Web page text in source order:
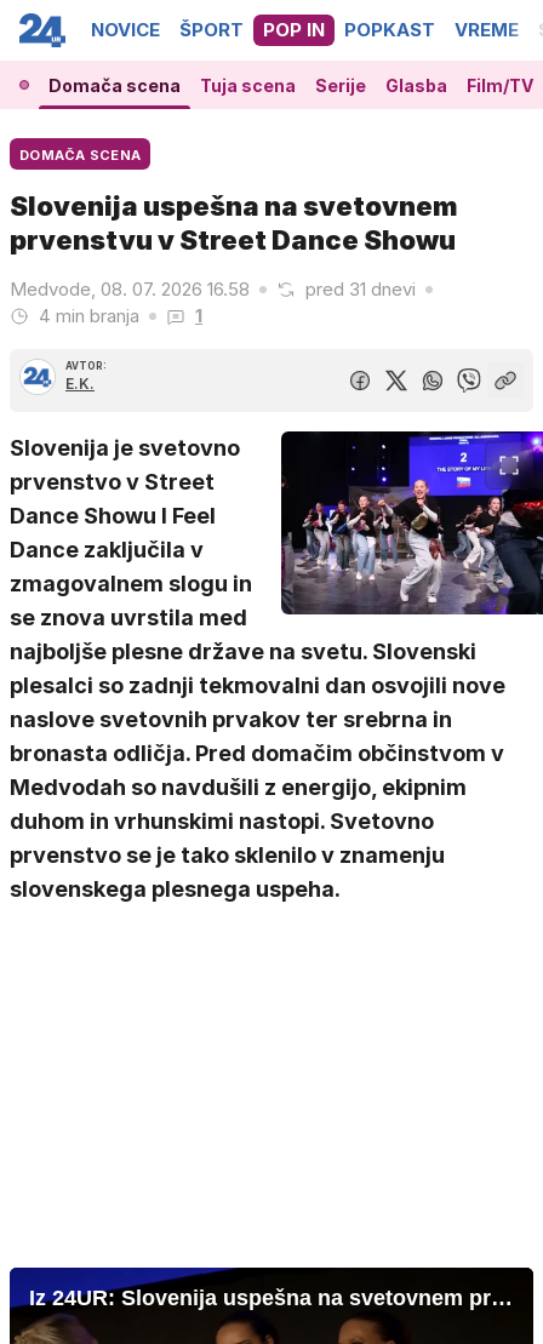
NOVICE ŠPORT POP IN POPKAST VREME
Domača scena Tuja scena Serije Glasba Film/TV
DOMAČA SCENA
Slovenija uspešna na svetovnem
prvenstvu v Street Dance Showu
Medvode, 08. 07. 2026 16.58
pred 31 dnevi
4 min branja
1
AVTOR:
E.K.
Slovenija je svetovno
prvenstvo v Street
Dance Showu I Feel
Dance zaključila v
zmagovalnem slogu in
se znova uvrstila med
najboljše plesne države na svetu. Slovenski
plesalci so zadnji tekmovalni dan osvojili nove
naslove svetovnih prvakov ter srebrna in
bronasta odličja. Pred domačim občinstvom v
Medvodah so navdušili z energijo, ekipnim
duhom in vrhunskimi nastopi. Svetovno
prvenstvo se je tako sklenilo v znamenju
slovenskega plesnega uspeha.
Iz 24UR: Slovenija uspešna na svetovnem prvenstvu v Street Dance Show